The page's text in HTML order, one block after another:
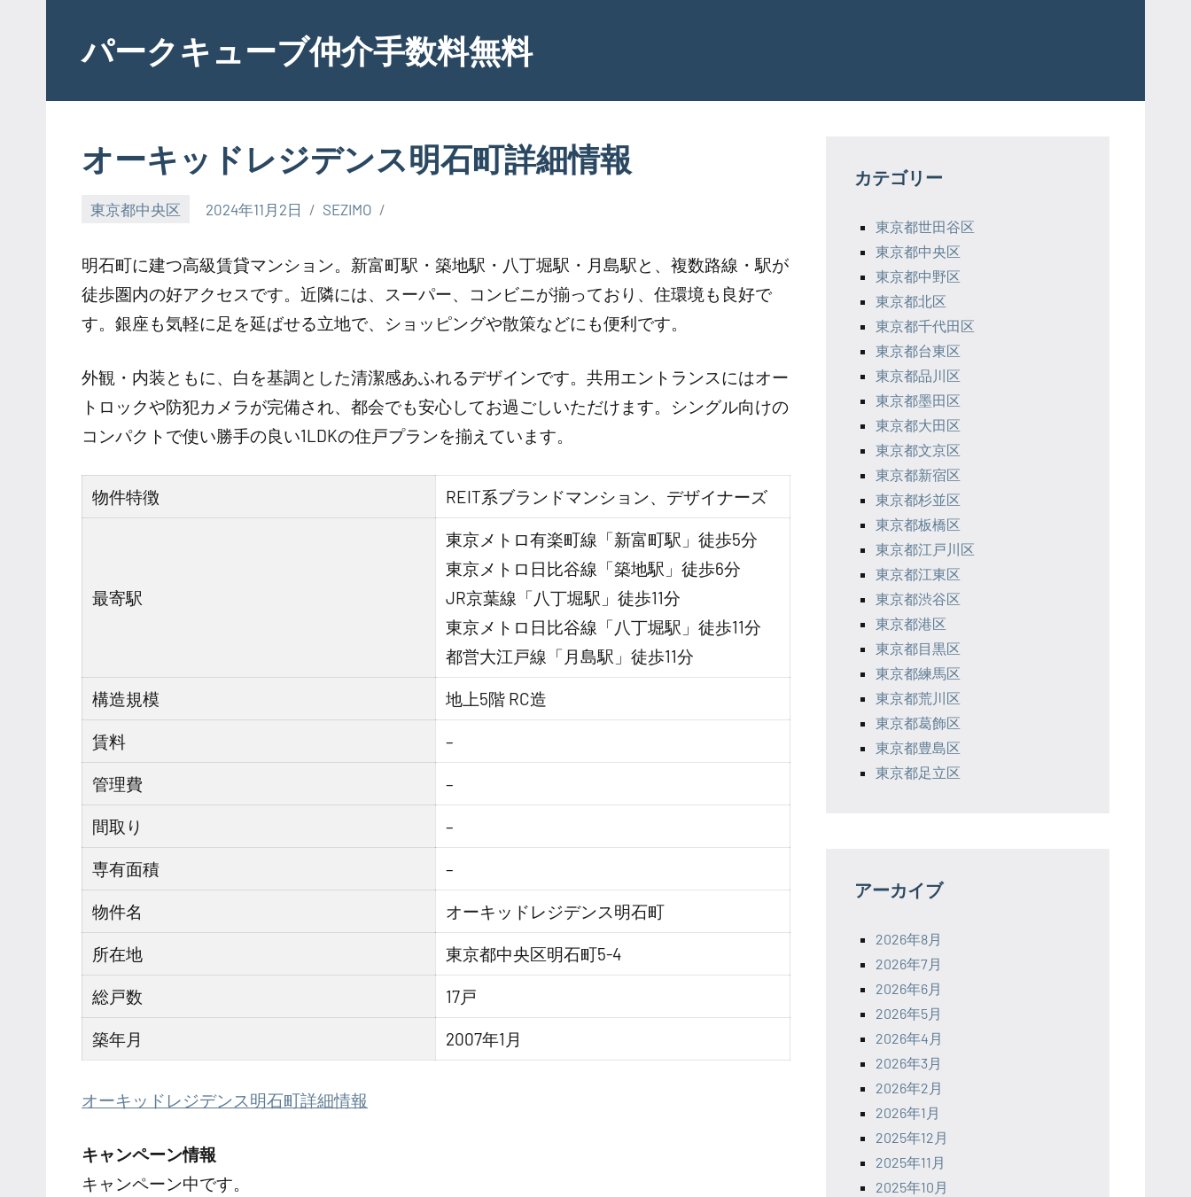
contentパークキューブ仲介手数料無料
オーキッドレジデンス明石町詳細情報
東京都中央区 2024年11月2日 SEZIMO
明石町に建つ高級賃貸マンション。新富町駅・築地駅・八丁堀駅・月島駅と、複数路線・駅が
徒歩圏内の好アクセスです。近隣には、スーパー、コンビニが揃っており、住環境も良好で
す。銀座も気軽に足を延ばせる立地で、ショッピングや散策などにも便利です。
外観・内装ともに、白を基調とした清潔感あふれるデザインです。共用エントランスにはオー
トロックや防犯カメラが完備され、都会でも安心してお過ごしいただけます。シングル向けの
コンパクトで使い勝手の良い1LDKの住戸プランを揃えています。
物件特徴 REIT系ブランドマンション、デザイナーズ
最寄駅
東京メトロ有楽町線「新富町駅」徒歩5分
東京メトロ日比谷線「築地駅」徒歩6分
JR京葉線「八丁堀駅」徒歩11分
東京メトロ日比谷線「八丁堀駅」徒歩11分
都営大江戸線「月島駅」徒歩11分
構造規模 地上5階 RC造
賃料 –
管理費 –
間取り –
専有面積 –
物件名 オーキッドレジデンス明石町
所在地 東京都中央区明石町5-4
総戸数 17戸
築年月 2007年1月
オーキッドレジデンス明石町詳細情報
キャンペーン情報
キャンペーン中です。
カテゴリー
東京都世田谷区
東京都中央区
東京都中野区
東京都北区
東京都千代田区
東京都台東区
東京都品川区
東京都墨田区
東京都大田区
東京都文京区
東京都新宿区
東京都杉並区
東京都板橋区
東京都江戸川区
東京都江東区
東京都渋谷区
東京都港区
東京都目黒区
東京都練馬区
東京都荒川区
東京都葛飾区
東京都豊島区
東京都足立区
アーカイブ
2026年8月
2026年7月
2026年6月
2026年5月
2026年4月
2026年3月
2026年2月
2026年1月
2025年12月
2025年11月
2025年10月